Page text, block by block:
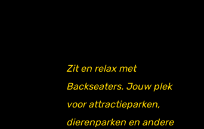
Zit en relax met
Backseaters. Jouw plek
voor attractieparken,
dierenparken en andere